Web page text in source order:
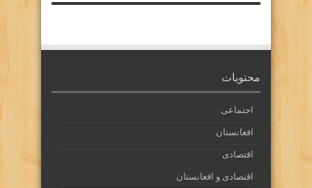
محتویات
اجتماعی
افغانستان
اقتصادی
اقتصادی و افغانستان